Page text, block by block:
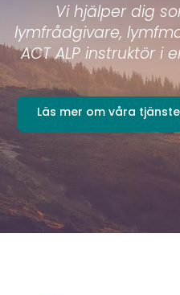
Vi hjälper dig
lymfrådgivare,
ACT ALP instruktör i
Läs mer om våra